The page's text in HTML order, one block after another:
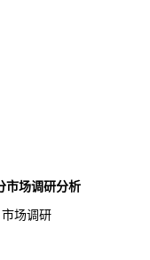
市场调研分析
场调研